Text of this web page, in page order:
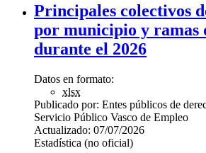
Principales colectivos
por municipio y ramas
durante el 2026
Datos en formato:
xlsx
Publicado por: Entes públicos de
Servicio Público Vasco de Empleo
Actualizado: 07/07/2026
Estadística (no oficial)